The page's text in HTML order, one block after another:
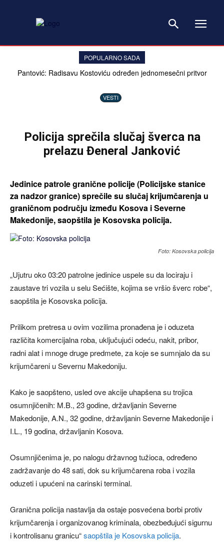
POPULARNO SADA
Pantović: Radisavu Kostoviću određen jednomesečni pritvor
VESTI
Policija sprečila slučaj šverca na
prelazu Đeneral Janković
Jedinice patrole granične policije (Policijske stanice
za nadzor granice) sprečile su slučaj krijumčarenja u
graničnom području između Kosova i Severne
Makedonije, saopštila je Kosovska policija.
Foto: Kosovska policija
„Ujutru oko 03:20 patrolne jedinice uspele su da lociraju i
zaustave tri vozila u selu Sećište, kojima se vršio šverc robe“,
saopštila je Kosovska policija.
Prilikom pretresa u ovim vozilima pronađena je i oduzeta
različita komercijalna roba, uključujući odeću, nakit, pribor,
radni alat i mnoge druge predmete, za koje se sumnjalo da su
krijumčareni u Severnu Makedoniju.
Kako je saopšteno, usled ove akcije uhapšena su trojica
osumnjičenih: M.B., 23 godine, državljanin Severne
Makedonije, A.N., 32 godine, državljanin Severne Makedonije i
I.L., 19 godina, državljanin Kosova.
Osumnjičenima je, po nalogu državnog tužioca, određeno
zadržavanje do 48 sati, dok su krijumčarena roba i vozila
oduzeti i upućeni na carinski terminal.
Granična policija nastavlja da ostaje posvećena borbi protiv
krijumčarenja i organizovanog kriminala, obezbeđujući sigurnu
i kontrolisanu granicu“saopštila je Kosovska policija.